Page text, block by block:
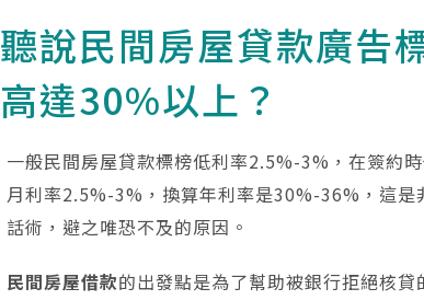
聽說民間房屋貸款廣告
高達30%以上？
一般民間房屋貸款標榜低利率2.5%-3%，在簽約
月利率2.5%-3%，換算年利率是30%-36%，這
話術，避之唯恐不及的原因。
民間房屋借款的出發點是為了幫助被銀行拒絕核